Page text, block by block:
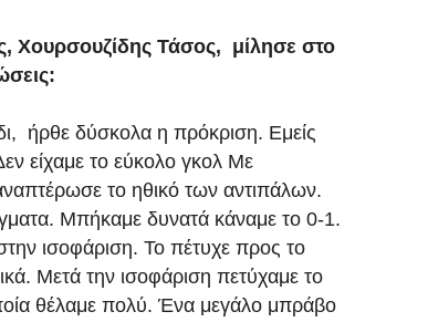
Χουρσουζίδης Τάσος, μίλησε στο
ήρθε δύσκολα η πρόκριση. Εμείς
είχαμε το εύκολο γκολ Με
το ηθικό των αντιπάλων.
Μπήκαμε δυνατά κάναμε το 0-1.
ισοφάριση. Το πέτυχε προς το
Μετά την ισοφάριση πετύχαμε το
θέλαμε πολύ. Ένα μεγάλο μπράβο